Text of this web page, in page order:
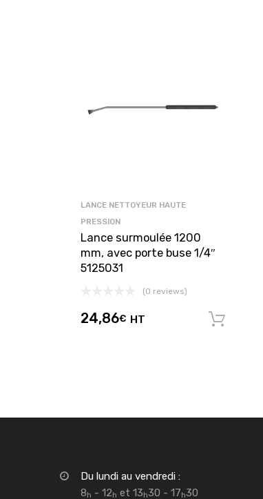
LANCE NETTOYEUR HAUTE
PRESSION
Lance surmoulée 1200
mm, avec porte buse 1/4″
5125031
(0 reviews)
24,86€ HT
Du lundi au vendredi :
8h - 12h et 13h30 - 17h30